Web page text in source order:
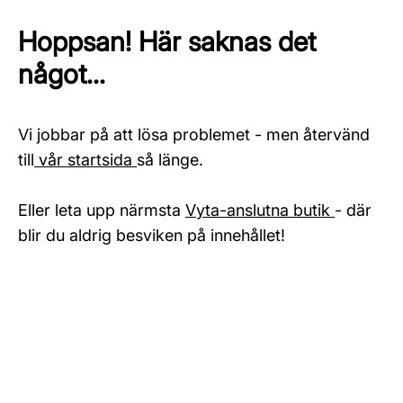
Hoppsan! Här saknas det
något...
Vi jobbar på att lösa problemet - men återvänd
till vår startsida så länge.
Eller leta upp närmsta Vyta-anslutna butik - där
blir du aldrig besviken på innehållet!